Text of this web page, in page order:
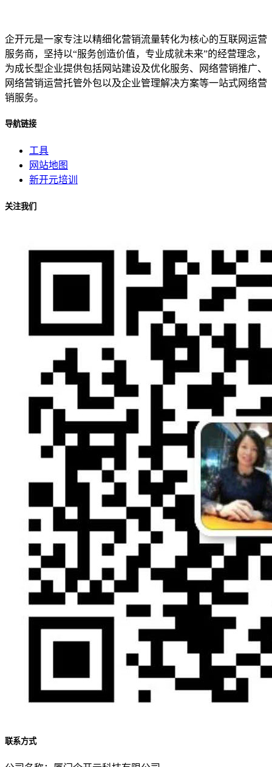
企开元是一家专注以精细化营销流量转化为核心的互联网运营
服务商，坚持以“服务创造价值，专业成就未来”的经营理念，
为成长型企业提供包括网站建设及优化服务、网络营销推广、
网络营销运营托管外包以及企业管理解决方案等一站式网络营
销服务。
导航链接
工具
网站地图
新开元培训
关注我们
联系方式